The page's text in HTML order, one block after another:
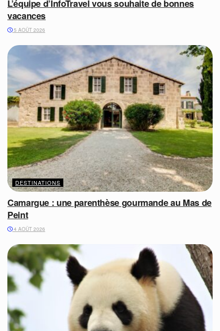
L’équipe d’InfoTravel vous souhaite de bonnes
vacances
5 AOÛT 2026
DESTINATIONS
Camargue : une parenthèse gourmande au Mas de
Peint
4 AOÛT 2026